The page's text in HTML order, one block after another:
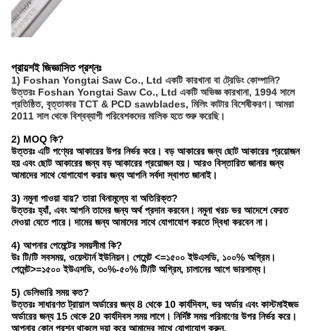
প্রায়শই জিজ্ঞাসিত প্রশ্নঃ
1) Foshan Yongtai Saw Co., Ltd একটি কারখানা বা ট্রেডিং কোম্পানি?
উত্তরঃ Foshan Yongtai Saw Co., Ltd একটি অভিজ্ঞ কারখানা, 1994 সালে
প্রতিষ্ঠিত, বৃত্তাকার TCT & PCD sawblades, মিলিং কাটার বিশেষীকরণ। আমরা
2011 সাল থেকে বিশ্বব্যাপী পরিবেশকদের মালিক হতে শুরু করেছি।
2) MOQ কি?
উত্তরঃ এটি পণ্যের আকারের উপর নির্ভর করে। বড় আকারের জন্য ছোট আকারের প্রয়োজন
হয় এবং ছোট আকারের জন্য বড় আকারের প্রয়োজন হয়। আরও বিস্তারিত জানার জন্য
আমাদের সাথে যোগাযোগ করার জন্য আপনি সর্বদা স্বাগত জানাই।
3) নমুনা পাওয়া যায়? তারা বিনামূল্যে বা অতিরিক্ত?
উত্তরঃ হ্যাঁ, এবং আপনি তাদের জন্য অর্থ প্রদান করবেন। নমুনা খরচ ভর আদেশে ফেরত
দেওয়া যেতে পারে। দামের জন্য আমাদের সাথে যোগাযোগ করতে দ্বিধা করবেন না।
4) আপনার পেমেন্টের সময়সীমা কি?
উঃ টি/টি সবসময়, ওয়েস্টার্ন ইউনিয়ন। পেমেন্ট <=১৫০০ ইউএসডি, ১০০% অগ্রিম।
পেমেন্ট>=১৫০০ ইউএসডি, ৩০%-৫০% টি/টি অগ্রিম, চালানের আগে ভারসাম্য।
5) ডেলিভারি সময় কত?
উত্তরঃ সাধারণত ট্রায়াল অর্ডারের জন্য 8 থেকে 10 কার্যদিবস, ভর অর্ডার এবং কাস্টমাইজড
অর্ডারের জন্য 15 থেকে 20 কার্যদিবস সময় লাগে। নির্দিষ্ট সময় পরিমাণের উপর নির্ভর করে।
আপনার কোন প্রশ্ন থাকলে দয়া করে আমাদের সাথে যোগাযোগ করুন.